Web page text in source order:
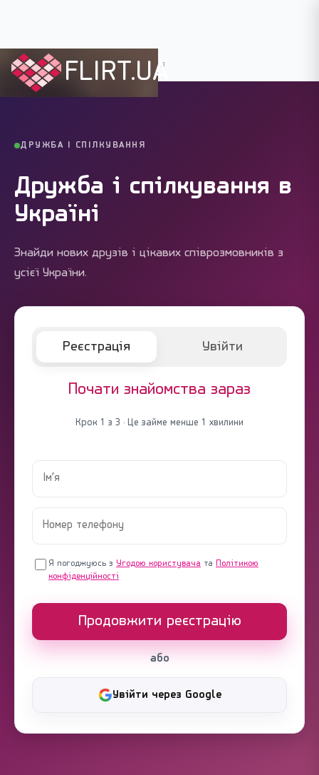
FLIRT.UA
Flirt.ua › Дружба і спілкування
ДРУЖБА І СПІЛКУВАННЯ
Дружба і спілкування в
Україні
Знайди нових друзів і цікавих співрозмовників з
усієї України.
Реєстрація Увійти
Почати знайомства зараз
Крок 1 з 3 · Це займе менше 1 хвилини
Я погоджуюсь з Угодою користувача та Політикою
конфіденційності
Продовжити реєстрацію
або
Увійти через Google